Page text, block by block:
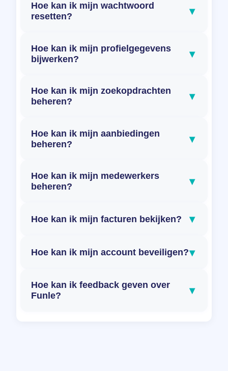
Hoe kan ik mijn wachtwoord
resetten?
▾
Hoe kan ik mijn profielgegevens
bijwerken?
▾
Hoe kan ik mijn zoekopdrachten
beheren?
▾
Hoe kan ik mijn aanbiedingen
beheren?
▾
Hoe kan ik mijn medewerkers
beheren?
▾
Hoe kan ik mijn facturen bekijken? ▾
Hoe kan ik mijn account beveiligen?▾
Hoe kan ik feedback geven over
Funle?
▾